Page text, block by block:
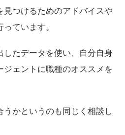
見つけるためのアドバイスや
ています。
したデータを使い、自分自身
ジェントに職種のオススメを
かというのも同じく相談し